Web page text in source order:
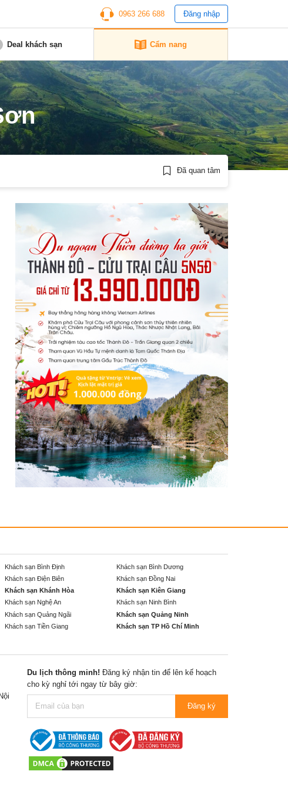
0963 266 688 Đăng nhập
Deal khách sạn Cẩm nang
Đã quan tâm
Khách sạn Bình Định
Khách sạn Bình Dương
Khách sạn Điện Biên
Khách sạn Đồng Nai
Khách sạn Khánh Hòa
Khách sạn Kiên Giang
Khách sạn Nghệ An
Khách sạn Ninh Bình
Khách sạn Quảng Ngãi
Khách sạn Quảng Ninh
Khách sạn Tiền Giang
Khách sạn TP Hồ Chí Minh
Du lịch thông minh! Đăng ký nhận tin để lên kế hoạch
cho kỳ nghỉ tới ngay từ bây giờ:
Đăng ký